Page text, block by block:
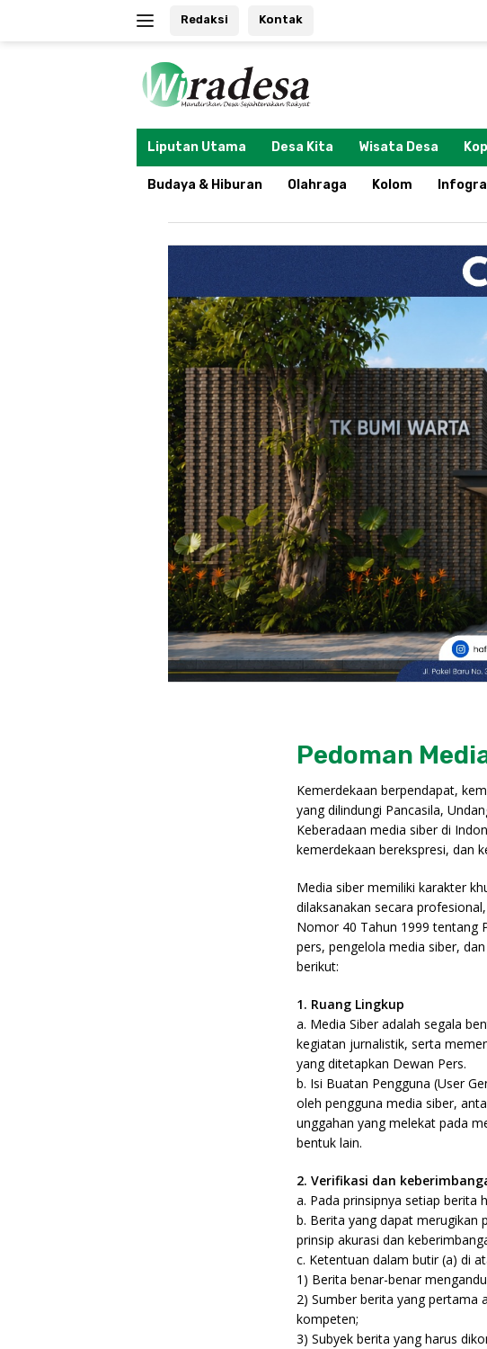
Redaksi Kontak
Liputan Utama Desa Kita Wisata Desa
Budaya & Hiburan Olahraga Kolom
Pedoman
Kemerdekaan berpendapat,
yang dilindungi Pancasila,
Keberadaan media siber di
kemerdekaan berekspresi, dan
Media siber memiliki karakter
dilaksanakan secara
Nomor 40 Tahun 1999 tentang
pers, pengelola media siber,
berikut:
1. Ruang Lingkup
a. Media Siber adalah segala
kegiatan jurnalistik, serta
yang ditetapkan Dewan Pers.
b. Isi Buatan Pengguna (User
oleh pengguna media siber,
unggahan yang melekat pada
bentuk lain.
2. Verifikasi dan
a. Pada prinsipnya setiap berita
b. Berita yang dapat merugikan
prinsip akurasi dan
c. Ketentuan dalam butir (a) di
1) Berita benar-benar
2) Sumber berita yang pertama
kompeten;
3) Subyek berita yang harus